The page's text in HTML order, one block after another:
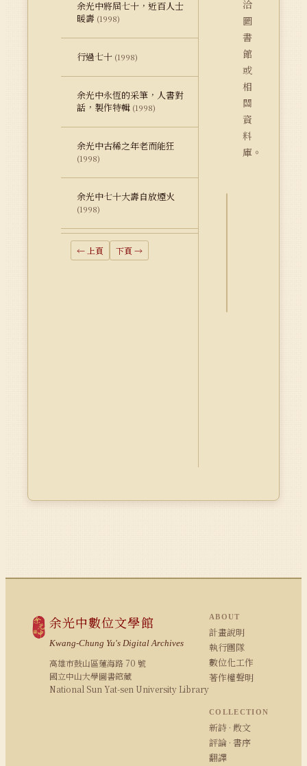
余光中將屆七十，近百人士
暖壽 (1998)
行過七十 (1998)
余光中永恆的采筆，人書對
話，製作特輯 (1998)
余光中古稀之年老而能狂
(1998)
余光中七十大壽自放煙火
(1998)
← 上頁 下頁 →
洽
圖
書
館
或
相
關
資
料
庫。
余光中數位文學館
Kwang-Chung Yu's Digital Archives
高雄市鼓山區蓮海路 70 號
國立中山大學圖書館藏
National Sun Yat-sen University Library
ABOUT
計畫說明
執行團隊
數位化工作
著作權聲明
COLLECTION
新詩 · 散文
評論 · 書序
翻譯